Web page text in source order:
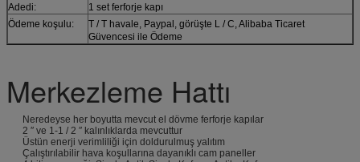
Adedi:
1 set ferforje kapı
Ödeme koşulu:
T / T havale, Paypal, görüşte L / C, Alibaba Ticaret
Güvencesi ile Ödeme
Merkezleme Hattı
Neredeyse her boyutta mevcut el dövme ferforje kapılar
2 ″ ve 1-1 / 2 ″ kalınlıklarda mevcuttur
Üstün enerji verimliliği için doldurulmuş yalıtım
Çalıştırılabilir hava koşullarına dayanıklı cam paneller